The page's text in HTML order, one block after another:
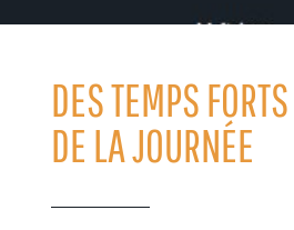
DES TEMPS
DE LA JOURNÉE